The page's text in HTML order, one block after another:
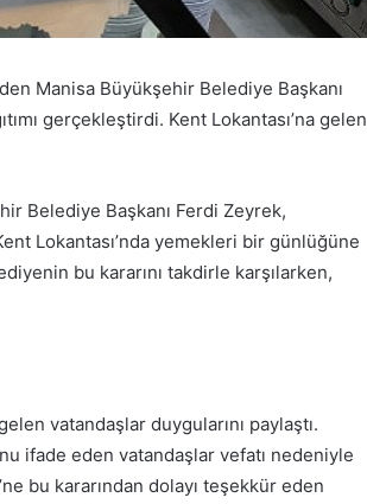
Manisa Büyükşehir Belediye Başkanı
gerçekleştirdi. Kent Lokantası’na gelen
Belediye Başkanı Ferdi Zeyrek,
Lokantası’nda yemekleri bir günlüğüne
bu kararını takdirle karşılarken,
vatandaşlar duygularını paylaştı.
ifade eden vatandaşlar vefatı nedeniyle
bu kararından dolayı teşekkür eden